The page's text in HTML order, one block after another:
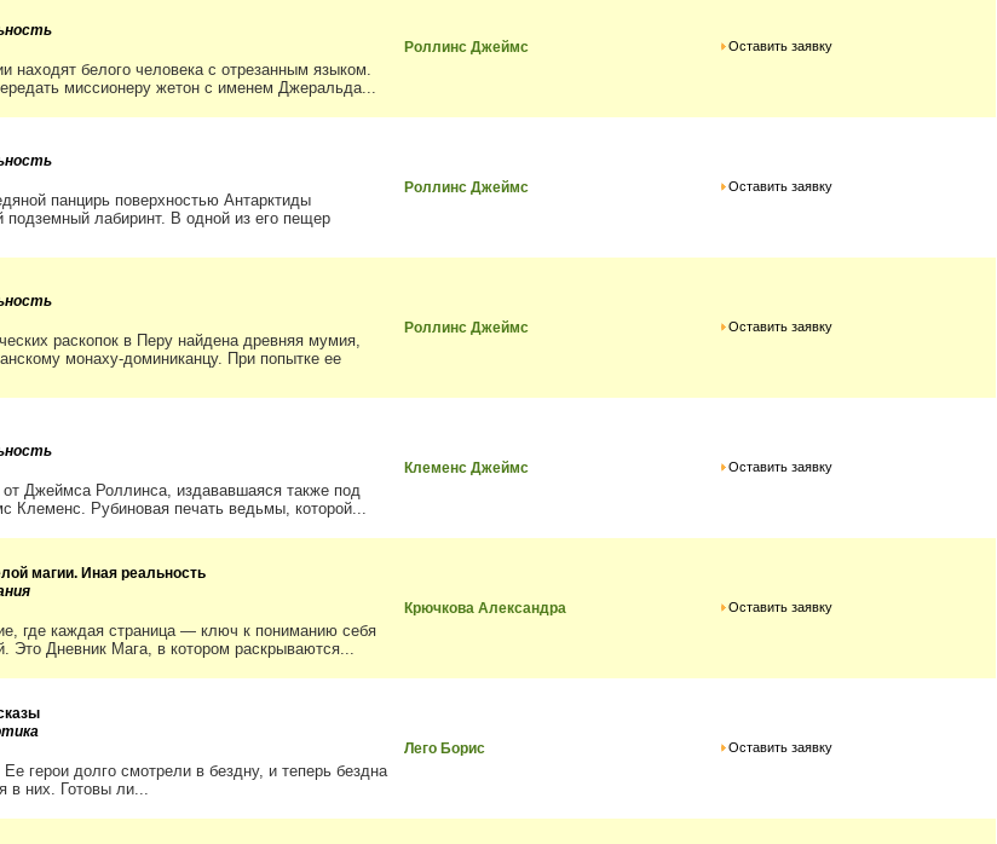
находят белого человека с отрезанным языком.
миссионеру жетон с именем Джеральда...
Роллинс Джеймс Оставить заявку
панцирь поверхностью Антарктиды
подземный лабиринт. В одной из его пещер
Роллинс Джеймс Оставить заявку
раскопок в Перу найдена древняя мумия,
монаху-доминиканцу. При попытке ее
Роллинс Джеймс Оставить заявку
от Джеймса Роллинса, издававшаяся также под
Клеменс. Рубиновая печать ведьмы, которой...
Клеменс Джеймс Оставить заявку
магии. Иная реальность
где каждая страница — ключ к пониманию себя
Это Дневник Мага, в котором раскрываются...
Крючкова Александра Оставить заявку
герои долго смотрели в бездну, и теперь бездна
в них. Готовы ли...
Лего Борис Оставить заявку